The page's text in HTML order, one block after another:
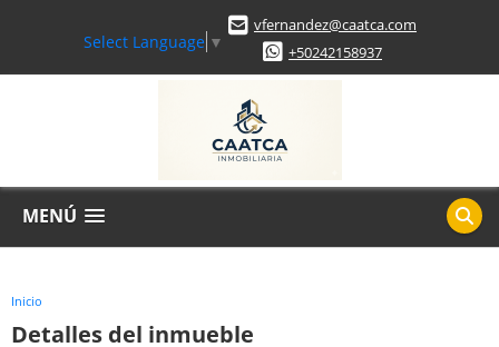
Select Language ▼
vfernandez@caatca.com
+50242158937
MENÚ
Inicio
Detalles del inmueble